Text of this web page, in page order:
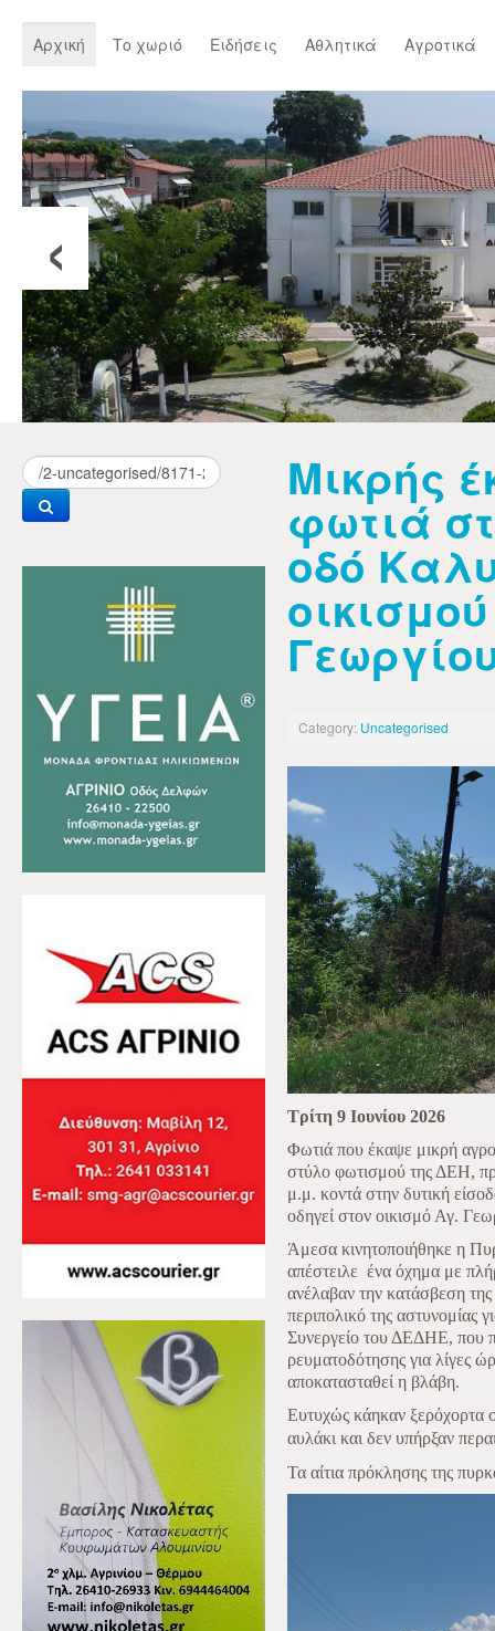
Αρχική Το χωριό Ειδήσεις Αθλητικά Αγροτικά
‹
Μικρής
φωτιά
οδό
Category: Uncategorised
Τρίτη 9 Ιουνίου 2026
Φωτιά που έκαψε μικρή
στύλο φωτισμού της ΔΕΗ,
μ.μ. κοντά στην δυτική
οδηγεί στον οικισμό Αγ.
Άμεσα κινητοποιήθηκε η
απέστειλε ένα όχημα με
ανέλαβαν την κατάσβεση
περιπολικό της αστυνομίας
Συνεργείο του ΔΕΔΗΕ, που
ρευματοδότησης για λίγες
αποκατασταθεί η βλάβη.
Ευτυχώς κάηκαν ξερόχορτα
αυλάκι και δεν υπήρξαν
Τα αίτια πρόκλησης της